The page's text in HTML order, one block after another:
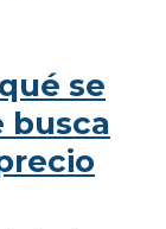
se
busca